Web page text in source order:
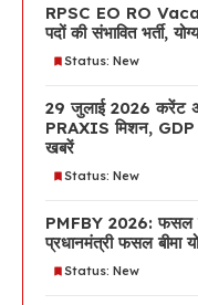
RPSC EO RO
पदों की संभावित भर्ती,
Status: New
29 जुलाई 2026 करेंट
PRAXIS मिशन,
खबरें
Status: New
PMFBY 2026: फसल
प्रधानमंत्री फसल बीमा
Status: New